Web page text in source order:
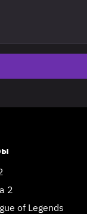
2
of Legends